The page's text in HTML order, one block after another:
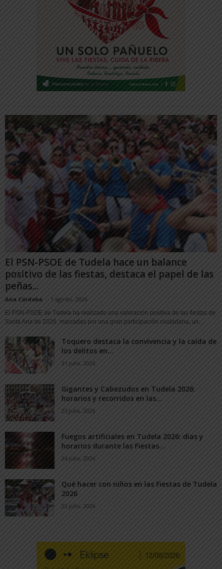
El PSN-PSOE de Tudela hace un balance
positivo de las fiestas, destaca el papel de las
peñas...
Ana Córdoba - 1 agosto, 2026
El PSN-PSOE de Tudela ha realizado una valoración positiva de las fiestas de
Santa Ana de 2026, marcadas por una gran participación ciudadana, un...
Toquero destaca la convivencia y la caída de
los delitos en...
31 julio, 2026
Gigantes y Cabezudos en Tudela 2026:
horarios y recorridos en las...
25 julio, 2026
Fuegos artificiales en Tudela 2026: días y
horarios durante las Fiestas...
24 julio, 2026
Qué hacer con niños en las Fiestas de Tudela
2026
23 julio, 2026